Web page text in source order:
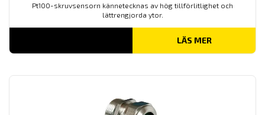
Pt100-skruvsensorn kännetecknas av hög tillförlitlighet och
lättrengjorda ytor.
LÄS MER